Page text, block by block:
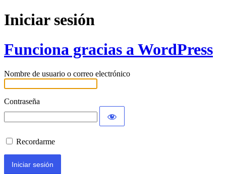
Iniciar sesión
Funciona gracias a WordPress
Nombre de usuario o correo electrónico
Contraseña
Recordarme